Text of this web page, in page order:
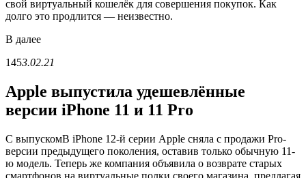
свой виртуальный кошелёк для совершения покупок. Как
долго это продлится — неизвестно.
В далее
1453.02.21
Apple выпустила удешевлённые
версии iPhone 11 и 11 Pro
С выпускомВ iPhone 12-й серии Apple сняла с продажи Pro-
версии предыдущего поколения, оставив только обычную 11-
ю модель. Теперь же компания объявила о возврате старых
смартфонов на виртуальные полки своего магазина, предлагая